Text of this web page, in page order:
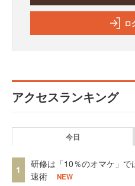
ロ
アクセスランキング
今日
1
研修は「10％のオマケ」
速術
NEW